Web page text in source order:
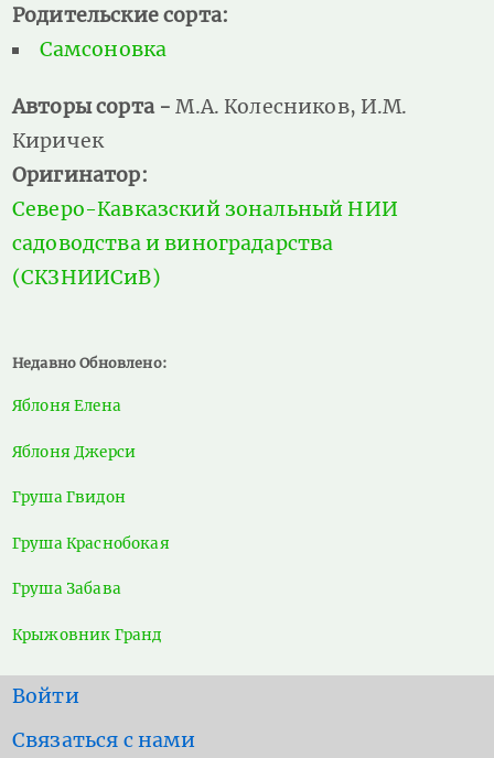
Родительские сорта:
Самсоновка
Авторы сорта -М.А. Колесников, И.М.
Киричек
Оригинатор:
Северо-Кавказский зональный НИИ
садоводства и виноградарства
(СКЗНИИСиВ)
Недавно Обновлено:
Яблоня Елена
Яблоня Джерси
Груша Гвидон
Груша Краснобокая
Груша Забава
Крыжовник Гранд
User
account
Войти
Footer
Связаться с нами